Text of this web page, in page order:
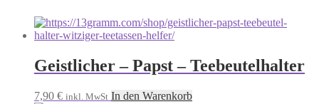
Geistlicher – Papst – Teebeutelhalter
7,90 € inkl. MwSt In den Warenkorb